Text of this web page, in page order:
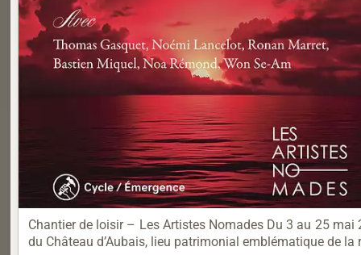
Chantier de loisir – Les Artistes Nomades Du 3 au 25
du Château d’Aubais, lieu patrimonial emblématique de